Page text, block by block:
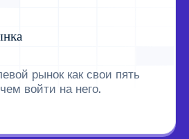
рынок как свои пять
войти на него.